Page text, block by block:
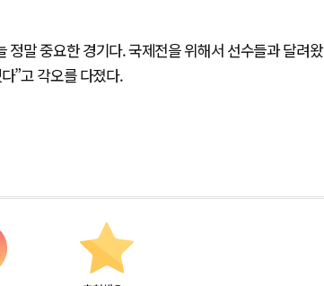
정말 중요한 경기다. 국제전을 위해서 선수들과 달려왔
”고 각오를 다졌다.